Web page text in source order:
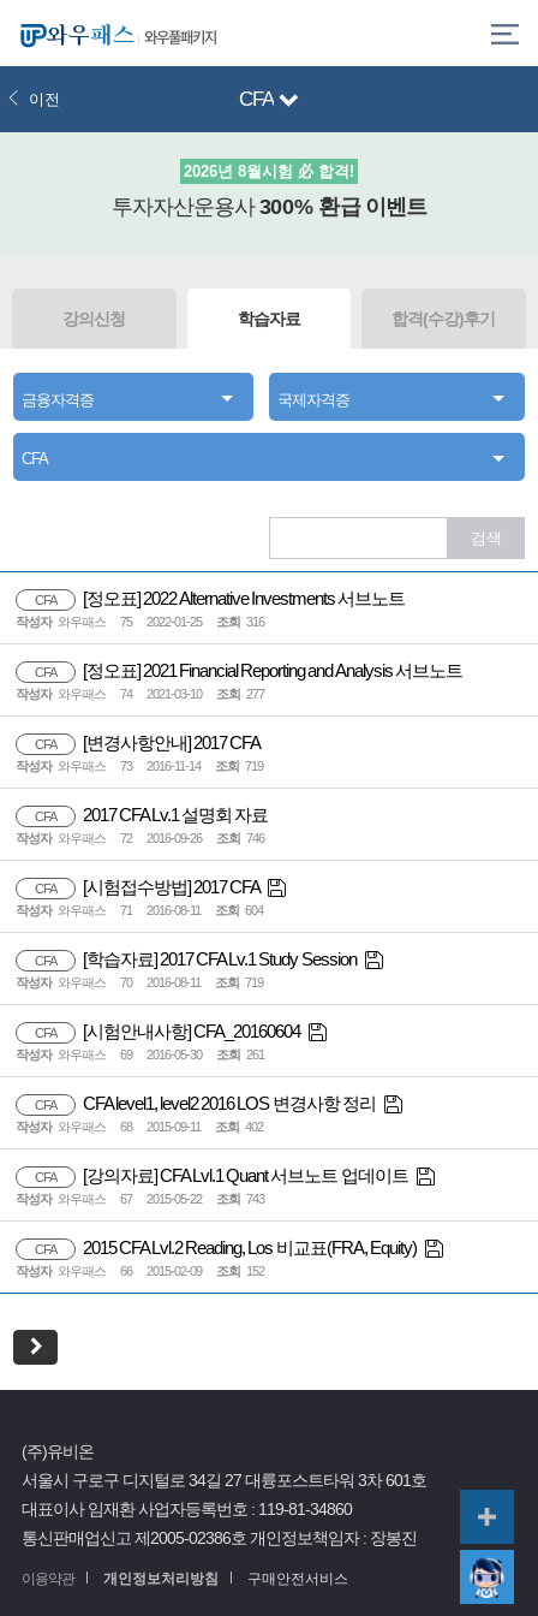
와우풀패키지
CFA
이전
2026년 8월시험 必 합격!
투자자산운용사300% 환급이벤트
강의신청 학습자료 합격(수강)후기
금융자격증 국제자격증
CFA
CFA [정오표] 2022 Alternative Investments 서브노트
작성자 와우패스 75 2022-01-25 조회 316
CFA [정오표] 2021 Financial Reporting and Analysis 서브노트
작성자 와우패스 74 2021-03-10 조회 277
CFA [변경사항안내] 2017 CFA
작성자 와우패스 73 2016-11-14 조회 719
CFA 2017 CFA Lv.1 설명회 자료
작성자 와우패스 72 2016-09-26 조회 746
CFA [시험접수방법] 2017 CFA
작성자 와우패스 71 2016-08-11 조회 604
CFA [학습자료] 2017 CFA Lv.1 Study Session
작성자 와우패스 70 2016-08-11 조회 719
CFA [시험안내사항] CFA_20160604
작성자 와우패스 69 2016-05-30 조회 261
CFA CFA level1, level2 2016 LOS 변경사항 정리
작성자 와우패스 68 2015-09-11 조회 402
CFA [강의자료] CFA Lvl.1 Quant 서브노트 업데이트
작성자 와우패스 67 2015-05-22 조회 743
CFA 2015 CFA Lvl.2 Reading, Los 비교표(FRA, Equity)
작성자 와우패스 66 2015-02-09 조회 152
(주)유비온
서울시 구로구 디지털로 34길 27 대륭포스트타워 3차 601호
대표이사 임재환 사업자등록번호 : 119-81-34860
통신판매업신고 제2005-02386호 개인정보책임자 : 장봉진
이용약관 개인정보처리방침 구매안전서비스